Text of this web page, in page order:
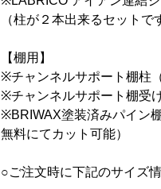
（柱が２本出来るセットで
【棚用】
※チャンネルサポート棚柱
※チャンネルサポート棚受
※BRIWAX塗装済みパイン
無料にてカット可能）
○ご注文時に下記のサイズ